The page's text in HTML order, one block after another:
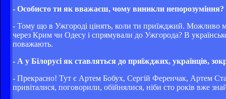
- Особисто ти як вважаєш, чому виникли непорозуміння?
- Тому що в Ужгороді цінять, коли ти приїжджий. Можливо
через Крим чи Одесу і спрямували до Ужгорода? В
поважають.
- А у Білорусі як ставляться до приїжджих, українців,
- Прекрасно! Тут є Артем Бобух, Сергій Ференчак, Артем
привіталися, поговорили, обійнялися, ніби сто років вже